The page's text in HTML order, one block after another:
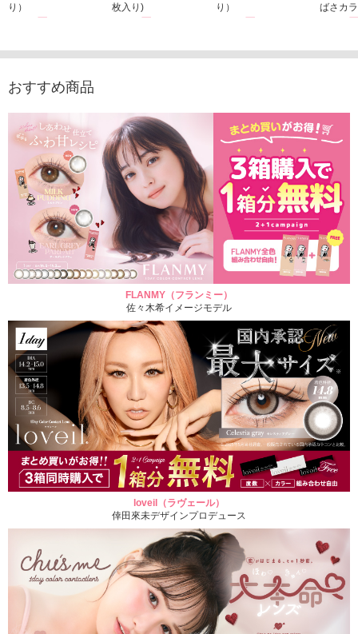
り）
枚入り)
り）
ばさカ
おすすめ商品
FLANMY（フランミー）
佐々木希イメージモデル
loveil（ラヴェール）
倖田來未デザインプロデュース